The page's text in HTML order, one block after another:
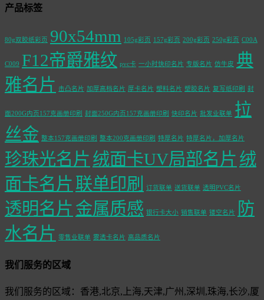
产品标签
80g双胶纸彩页 90x54mm 105g彩页 157g彩页 200g彩页 250g彩页 C00A
C009 F12帝爵雅纹 pvc卡 一小时快印名片 专版名片 仿牛皮 典
雅名片 击凸名片 加厚高档名片 厚卡名片 塑料名片 塑胶名片 复写纸印刷 封
面200G内页157克画册印刷 封面250G内页157克画册印刷 快印名片 批发业联单 拉
丝金 整本157克画册印刷 整本200克画册印刷 特厚名片 特厚名片，加厚名片
珍珠光名片 绒面卡UV局部名片 绒
面卡名片 联单印刷 订货联单 送货联单 透明PVC名片
透明名片 金属质感 银行卡大小 销售联单 镂空名片
防
水名片 零售业联单 雾透卡名片 高品质名片
我们服务的区域
我们服务的区域：香港,北京,上海,天津,广州,深圳,珠海,长沙,厦